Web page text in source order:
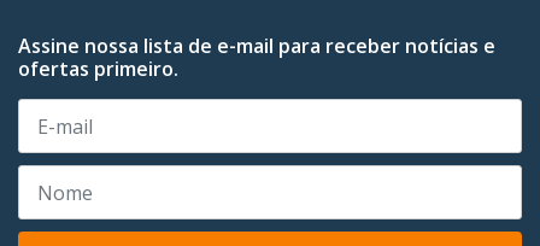
Assine nossa lista de e-mail para receber notícias e
ofertas primeiro.